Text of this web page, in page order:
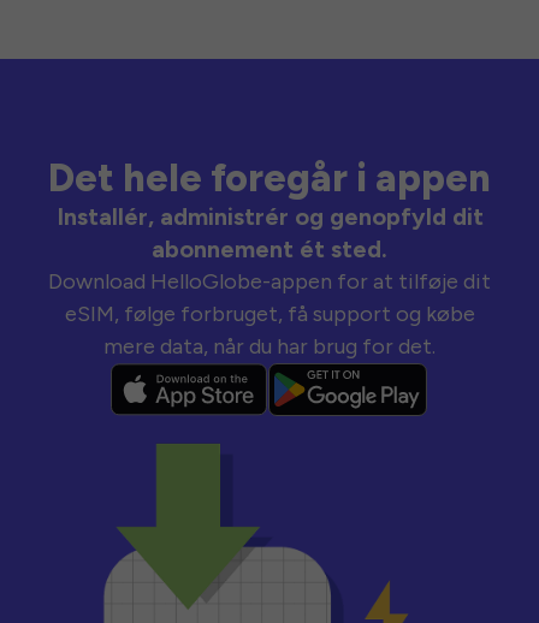
Det hele foregår i appen
Installér, administrér og genopfyld dit
abonnement ét sted.
Download HelloGlobe-appen for at tilføje dit
eSIM, følge forbruget, få support og købe
mere data, når du har brug for det.